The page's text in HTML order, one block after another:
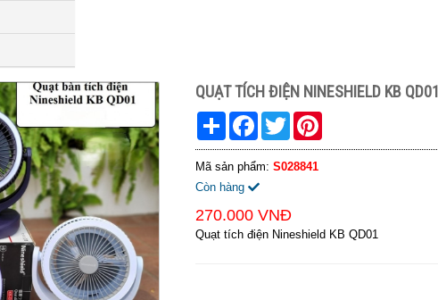
QUẠT TÍCH ĐIỆN NINESHIELD KB QD01
Share FacebookTwitter
Mã sản phẩm: S028841
Còn hàng
270.000 VNĐ
Quạt tích điện Nineshield KB QD01